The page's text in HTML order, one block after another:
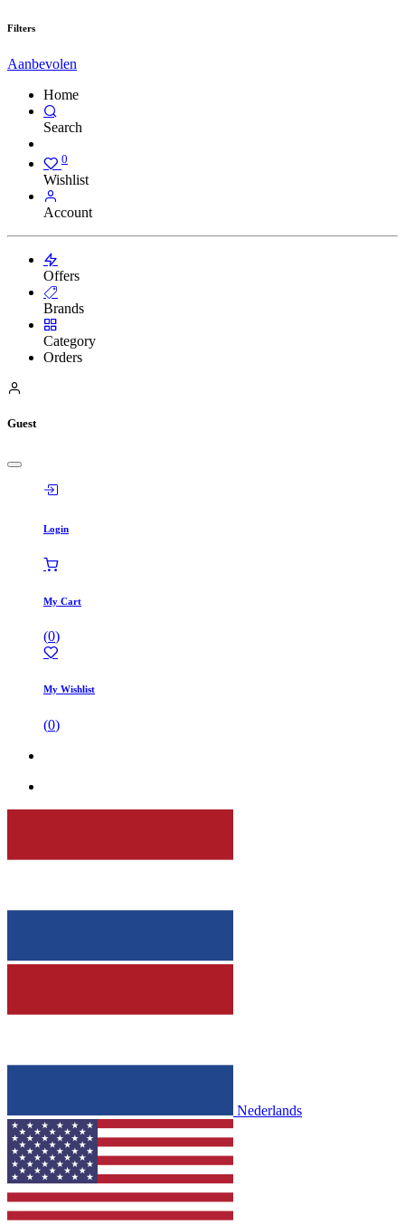
Filters
Aanbevolen
Home
Search
0
Wishlist
Account
Offers
Brands
Category
Orders
Guest
Login
My Cart
(0)
My Wishlist
(0)
Nederlands